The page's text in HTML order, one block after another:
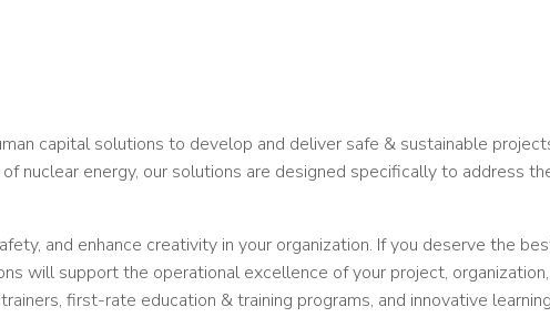
capital solutions to develop and deliver safe & sustainable
nuclear energy, our solutions are designed specifically to address
and enhance creativity in your organization. If you deserve the
will support the operational excellence of your project,
first-rate education & training programs, and innovative